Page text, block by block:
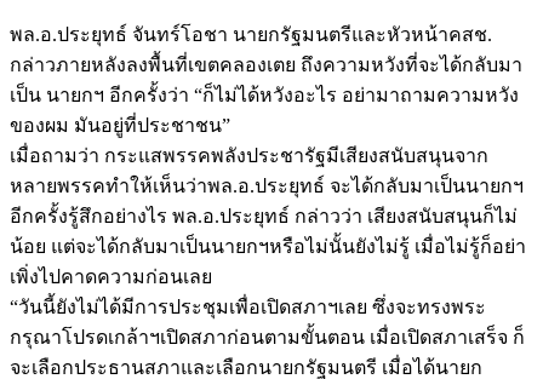
พล.อ.ประยุทธ์ จันทร์โอชา นายกรัฐมนตรีและหัวหน้าคสช.
กล่าวภายหลังลงพื้นที่เขตคลองเตย ถึงความหวังที่จะได้กลับมา
เป็น นายกฯ อีกครั้งว่า “ก็ไม่ได้หวังอะไร อย่ามาถามความหวัง
ของผม มันอยู่ที่ประชาชน”
เมื่อถามว่า กระแสพรรคพลังประชารัฐมีเสียงสนับสนุนจาก
หลายพรรคทำให้เห็นว่าพล.อ.ประยุทธ์ จะได้กลับมาเป็นนายกฯ
อีกครั้งรู้สึกอย่างไร พล.อ.ประยุทธ์ กล่าวว่า เสียงสนับสนุนก็ไม่
น้อย แต่จะได้กลับมาเป็นนายกฯหรือไม่นั้นยังไม่รู้ เมื่อไม่รู้ก็อย่า
เพิ่งไปคาดความก่อนเลย
“วันนี้ยังไม่ได้มีการประชุมเพื่อเปิดสภาฯเลย ซึ่งจะทรงพระ
กรุณาโปรดเกล้าฯเปิดสภาก่อนตามขั้นตอน เมื่อเปิดสภาเสร็จ ก็
จะเลือกประธานสภาและเลือกนายกรัฐมนตรี เมื่อได้นายก